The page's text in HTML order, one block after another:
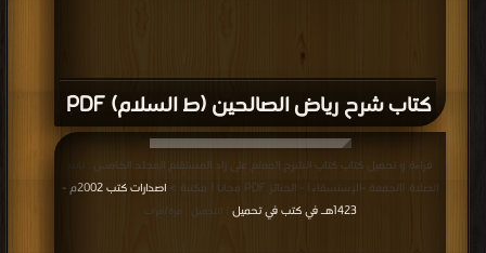
كتاب شرح رياض الصالحين (ط السلام) PDF
قراءة و تحميل كتاب كتاب الشرح الممتع على زاد المستقنع المجلد الخامس : تابع
الصلاة (الجمعة -الإستسقاء) - الجنائز PDF مجانا | مكتبة >
اصدارات كتب 2002م -
1423هـ في كتب في تحميل
| التحميل : مرة/مرات